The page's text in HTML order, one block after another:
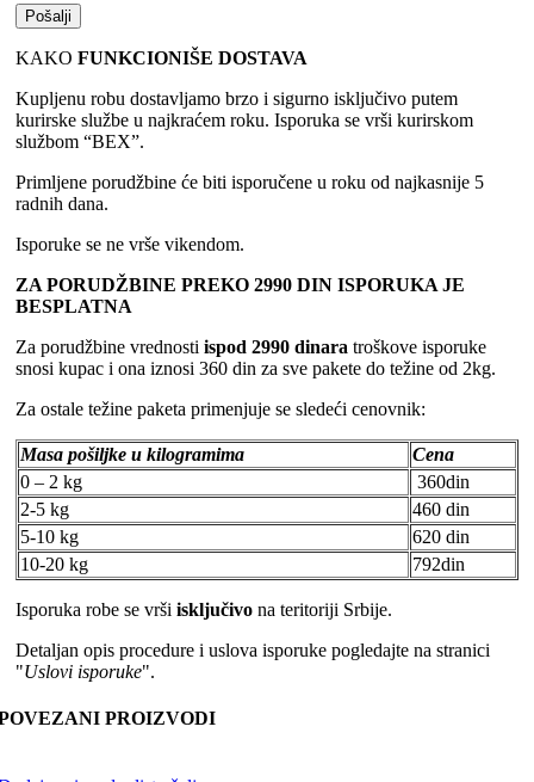
KAKO FUNKCIONIŠE DOSTAVA
Kupljenu robu dostavljamo brzo i sigurno isključivo putem
kurirske službe u najkraćem roku. Isporuka se vrši kurirskom
službom “BEX”.
Primljene porudžbine će biti isporučene u roku od najkasnije 5
radnih dana.
Isporuke se ne vrše vikendom.
ZA PORUDŽBINE PREKO 2990 DIN ISPORUKA JE
BESPLATNA
Za porudžbine vrednosti ispod 2990 dinara troškove isporuke
snosi kupac i ona iznosi 360 din za sve pakete do težine od 2kg.
Za ostale težine paketa primenjuje se sledeći cenovnik:
Masa pošiljke u kilogramima
Cena
0 – 2 kg
360din
2-5 kg
460 din
5-10 kg
620 din
10-20 kg
792din
Isporuka robe se vrši isključivo na teritoriji Srbije.
Detaljan opis procedure i uslova isporuke pogledajte na stranici
"Uslovi isporuke".
PROIZVODI